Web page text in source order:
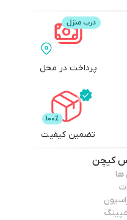
پرداخت در محل
تضمین کیفیت
کیچن
ها